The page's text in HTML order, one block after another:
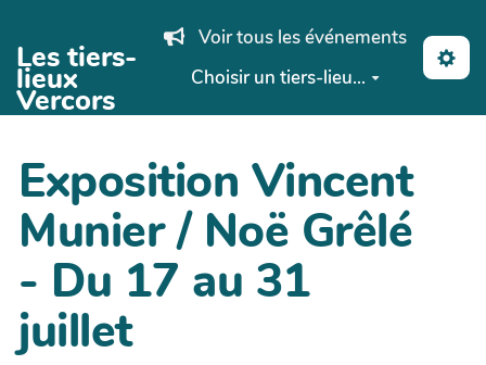
Aller au contenu principal
Les tiers-
lieux
Vercors
Voir tous les événements
Choisir un tiers-lieu...
Exposition Vincent
Munier / Noë Grêlé
- Du 17 au 31
juillet